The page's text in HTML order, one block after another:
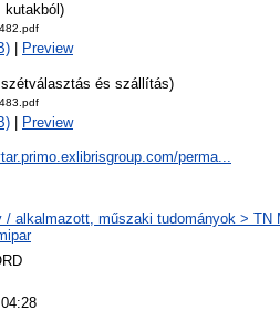
kutakból)
Preview
és szállítás)
Preview
perma...
/ alkalmazott, műszaki tudományok > TN